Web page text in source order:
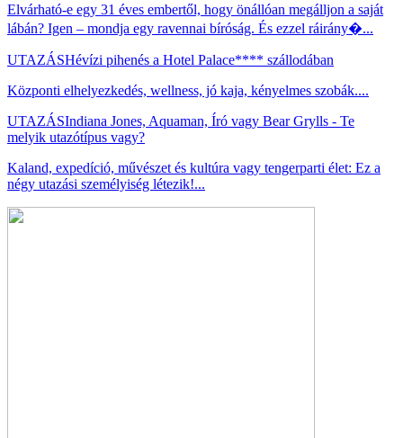
Elvárható-e egy 31 éves embertől, hogy önállóan megálljon a saját
lábán? Igen – mondja egy ravennai bíróság. És ezzel ráirány�...
UTAZÁSHévízi pihenés a Hotel Palace**** szállodában
Központi elhelyezkedés, wellness, jó kaja, kényelmes szobák....
UTAZÁSIndiana Jones, Aquaman, Író vagy Bear Grylls - Te
melyik utazótípus vagy?
Kaland, expedíció, művészet és kultúra vagy tengerparti élet: Ez a
négy utazási személyiség létezik!...